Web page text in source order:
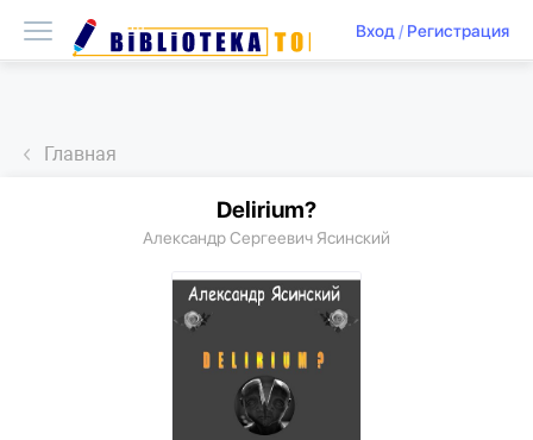
Вход/ Регистрация
Главная
Delirium?
Александр Сергеевич Ясинский